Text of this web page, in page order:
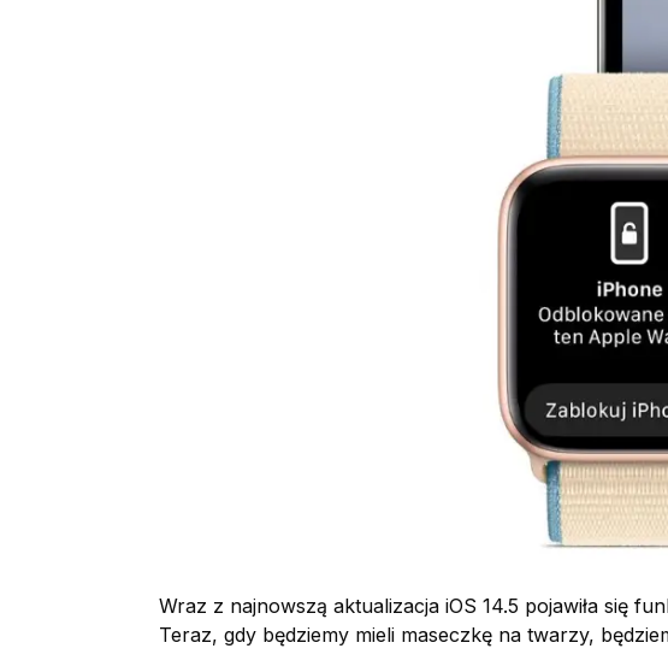
Wraz z najnowszą aktualizacja iOS 14.5 pojawiła się
Teraz, gdy będziemy mieli maseczkę na twarzy,